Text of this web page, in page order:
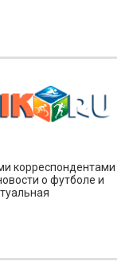
корреспондентами
о футболе и